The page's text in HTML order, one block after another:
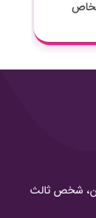
شخص ثالث